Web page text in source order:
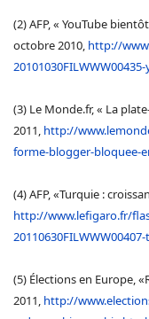
(2) AFP, « YouTube
octobre 2010, http://
(3) Le Monde.fr, « La
2011, http://
forme-blogger-bloquee-
(4) AFP, «Turquie :
http://www.lefigaro.fr/
(5) Élections en Europe,
2011, http://